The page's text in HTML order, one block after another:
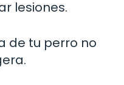
lesiones.
de tu perro no